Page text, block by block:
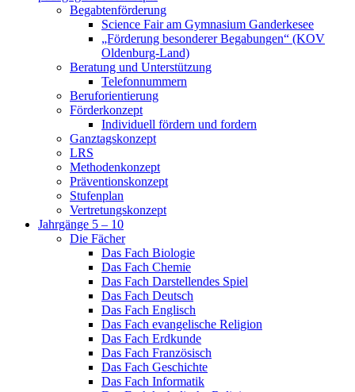
Begabtenförderung
Science Fair am Gymnasium Ganderkesee
„Förderung besonderer Begabungen“ (KOV
Oldenburg-Land)
Beratung und Unterstützung
Telefonnummern
Beruforientierung
Förderkonzept
Individuell fördern und fordern
Ganztagskonzept
LRS
Methodenkonzept
Präventionskonzept
Stufenplan
Vertretungskonzept
Jahrgänge 5 – 10
Die Fächer
Das Fach Biologie
Das Fach Chemie
Das Fach Darstellendes Spiel
Das Fach Deutsch
Das Fach Englisch
Das Fach evangelische Religion
Das Fach Erdkunde
Das Fach Französisch
Das Fach Geschichte
Das Fach Informatik